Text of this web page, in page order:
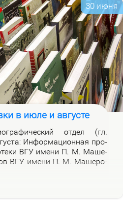
30 июня
в июле и августе
от­дел (гл.
Ин­фор­ма­ци­он­ная про­
ВГУ име­ни П. М. Ма­ше­
ВГУ име­ни П. М. Ма­ше­ро­